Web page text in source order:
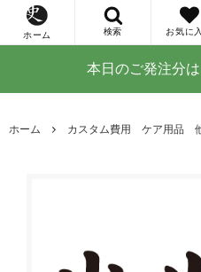
ホーム 検索 お気に
本日のご発注分は
ホーム カスタム費用 ケア用品